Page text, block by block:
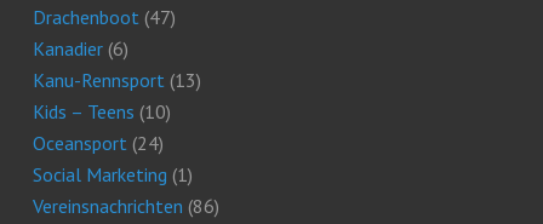
Drachenboot(47)
Kanadier(6)
Kanu-Rennsport(13)
Kids – Teens (10)
Oceansport(24)
Social Marketing (1)
Vereinsnachrichten (86)